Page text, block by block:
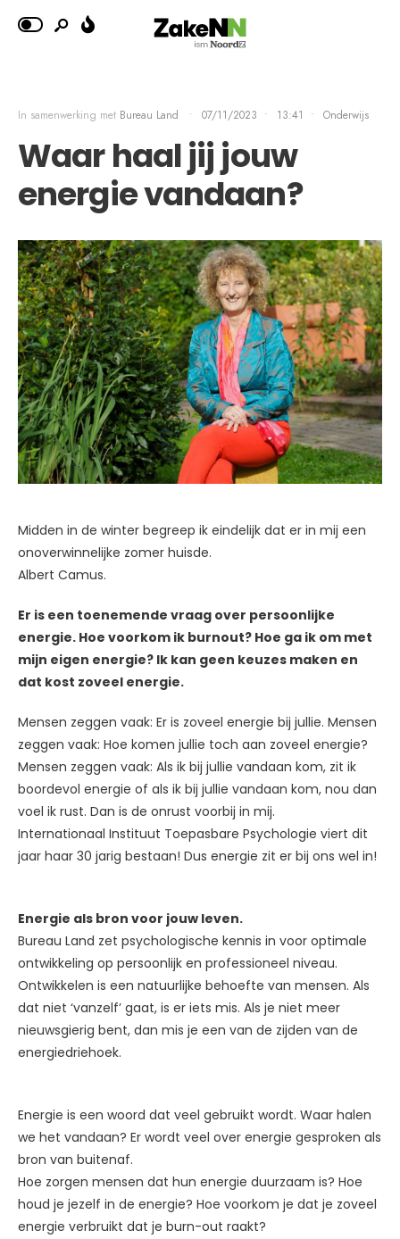
In samenwerking met Bureau Land • 07/11/2023 • 13:41 • Onderwijs
Waar haal jij jouw
energie vandaan?
Midden in de winter begreep ik eindelijk dat er in mij een
onoverwinnelijke zomer huisde.
Albert Camus.
Er is een toenemende vraag over persoonlijke
energie. Hoe voorkom ik burnout? Hoe ga ik om met
mijn eigen energie? Ik kan geen keuzes maken en
dat kost zoveel energie.
Mensen zeggen vaak: Er is zoveel energie bij jullie. Mensen
zeggen vaak: Hoe komen jullie toch aan zoveel energie?
Mensen zeggen vaak: Als ik bij jullie vandaan kom, zit ik
boordevol energie of als ik bij jullie vandaan kom, nou dan
voel ik rust. Dan is de onrust voorbij in mij.
Internationaal Instituut Toepasbare Psychologie viert dit
jaar haar 30 jarig bestaan! Dus energie zit er bij ons wel in!
Energie als bron voor jouw leven.
Bureau Land zet psychologische kennis in voor optimale
ontwikkeling op persoonlijk en professioneel niveau.
Ontwikkelen is een natuurlijke behoefte van mensen. Als
dat niet ‘vanzelf’ gaat, is er iets mis. Als je niet meer
nieuwsgierig bent, dan mis je een van de zijden van de
energiedriehoek.
Energie is een woord dat veel gebruikt wordt. Waar halen
we het vandaan? Er wordt veel over energie gesproken als
bron van buitenaf.
Hoe zorgen mensen dat hun energie duurzaam is? Hoe
houd je jezelf in de energie? Hoe voorkom je dat je zoveel
energie verbruikt dat je burn-out raakt?